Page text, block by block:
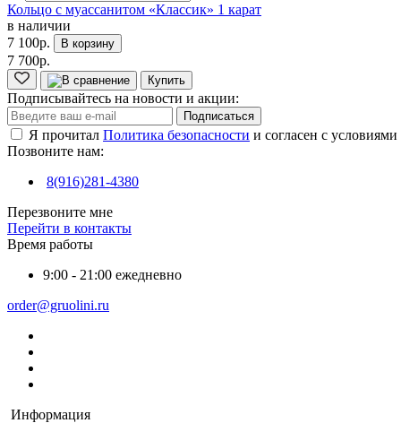
Кольцо с муассанитом «Классик» 1 карат
в наличии
7 100р.
В корзину
7 700р.
Купить
Подписывайтесь на новости и акции:
Подписаться
Я прочитал Политика безопасности и согласен с условиями
Позвоните нам:
8(916)281-4380
Перезвоните мне
Перейти в контакты
Время работы
9:00 - 21:00 ежедневно
order@gruolini.ru
Информация